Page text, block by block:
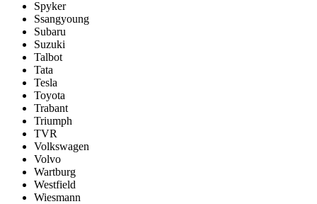
Spyker
Ssangyoung
Subaru
Suzuki
Talbot
Tata
Tesla
Toyota
Trabant
Triumph
TVR
Volkswagen
Volvo
Wartburg
Westfield
Wiesmann